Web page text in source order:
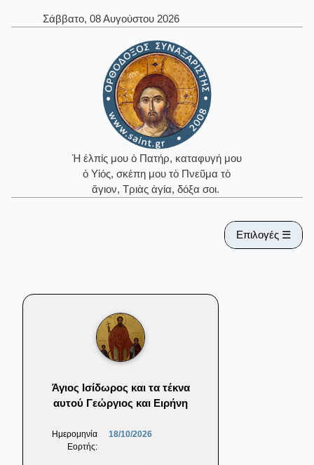
Σάββατο, 08 Αυγούστου 2026
Ἡ ἐλπίς μου ὁ Πατήρ, καταφυγή μου
ὁ Υἱός, σκέπη μου τὸ Πνεῦμα τὸ
ἅγιον, Τριὰς ἁγία, δόξα σοι.
Επιλογές ☰
Άγιος Ισίδωρος και τα τέκνα
αυτού Γεώργιος και Ειρήνη
Ημερομηνία
Εορτής:
18/10/2026